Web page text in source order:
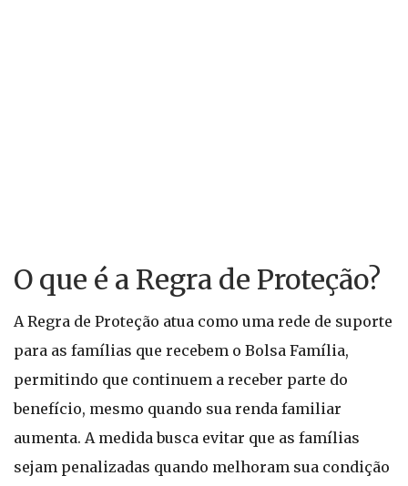
O que é a Regra de Proteção?
A Regra de Proteção atua como uma rede de suporte
para as famílias que recebem o Bolsa Família,
permitindo que continuem a receber parte do
benefício, mesmo quando sua renda familiar
aumenta. A medida busca evitar que as famílias
sejam penalizadas quando melhoram sua condição